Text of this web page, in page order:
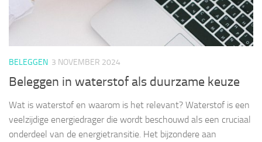
BELEGGEN 3 NOVEMBER 2024
Beleggen in waterstof als duurzame keuze
Wat is waterstof en waarom is het relevant? Waterstof is een
veelzijdige energiedrager die wordt beschouwd als een cruciaal
onderdeel van de energietransitie. Het bijzondere aan